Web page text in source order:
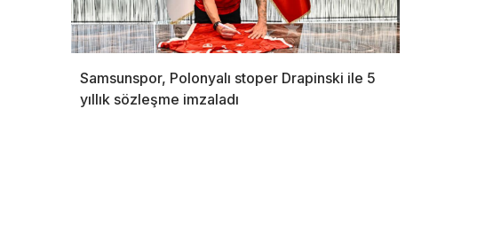
Samsunspor, Polonyalı stoper Drapinski ile 5
yıllık sözleşme imzaladı